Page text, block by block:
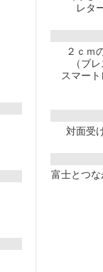
レタ
２ｃｍ
（ブ
スマー
対面受
富士とつ